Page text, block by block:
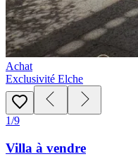
Achat
Exclusivité Elche
1/9
Villa à vendre